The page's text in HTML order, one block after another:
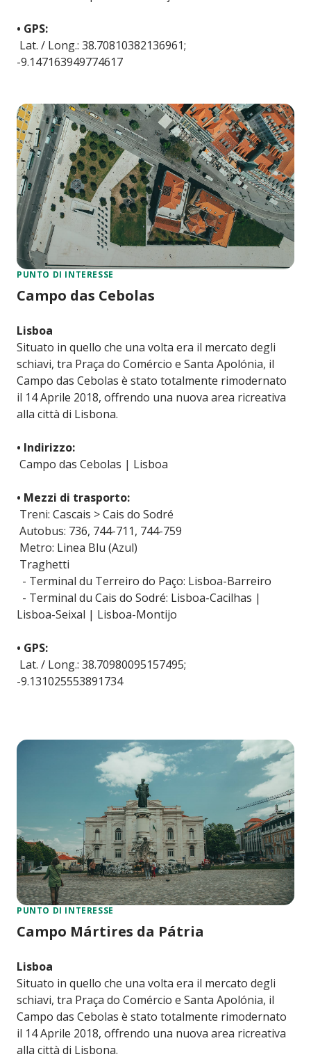
• GPS:
Lat. / Long.: 38.70810382136961;
-9.147163949774617
PUNTO DI INTERESSE
Campo das Cebolas
Lisboa
Situato in quello che una volta era il mercato degli
schiavi, tra Praça do Comércio e Santa Apolónia, il
Campo das Cebolas è stato totalmente rimodernato
il 14 Aprile 2018, offrendo una nuova area ricreativa
alla città di Lisbona.
• Indirizzo:
Campo das Cebolas | Lisboa
• Mezzi di trasporto:
Treni: Cascais > Cais do Sodré
Autobus: 736, 744-711, 744-759
Metro: Linea Blu (Azul)
Traghetti
- Terminal du Terreiro do Paço: Lisboa-Barreiro
- Terminal du Cais do Sodré: Lisboa-Cacilhas |
Lisboa-Seixal | Lisboa-Montijo
• GPS:
Lat. / Long.: 38.70980095157495;
-9.131025553891734
PUNTO DI INTERESSE
Campo Mártires da Pátria
Lisboa
Situato in quello che una volta era il mercato degli
schiavi, tra Praça do Comércio e Santa Apolónia, il
Campo das Cebolas è stato totalmente rimodernato
il 14 Aprile 2018, offrendo una nuova area ricreativa
alla città di Lisbona.